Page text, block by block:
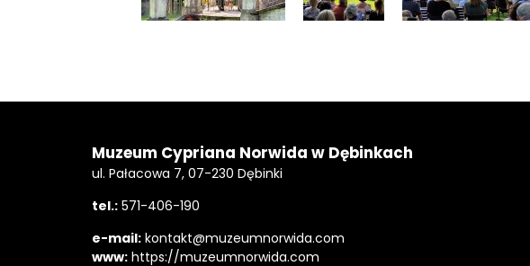
Muzeum Cypriana Norwida w Dębinkach
ul. Pałacowa 7, 07-230 Dębinki
tel.: 571-406-190
e-mail: kontakt@muzeumnorwida.com
www: https://muzeumnorwida.com